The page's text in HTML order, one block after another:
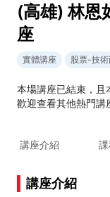
(高雄) 林恩
座
實體講座 股票-技
本場講座已結束，且
歡迎查看其他熱門講
講座介紹
講座介紹